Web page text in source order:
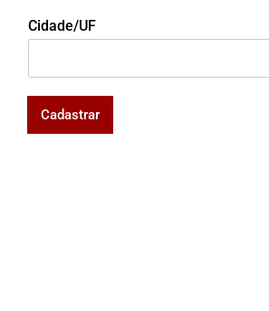
Cidade/UF
Cadastrar